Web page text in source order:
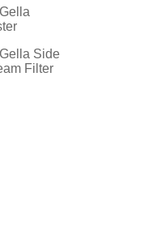
Side
Filter